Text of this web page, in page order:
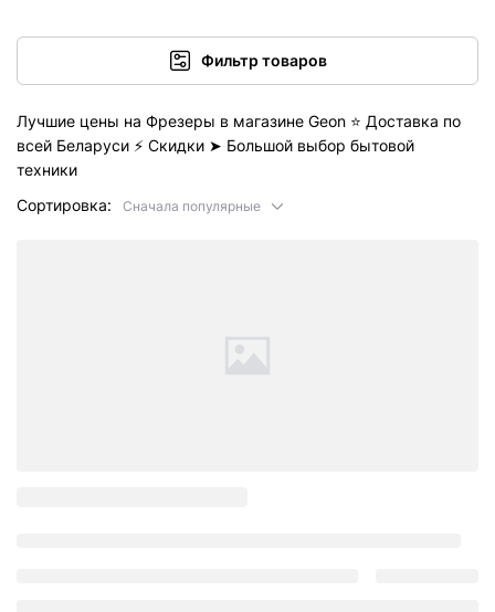
Фильтр товаров
Лучшие цены на Фрезеры в магазине Geon ⭐️ Доставка по
всей Беларуси ⚡ Скидки ➤ Большой выбор бытовой
техники
Сортировка:
Сначала популярные